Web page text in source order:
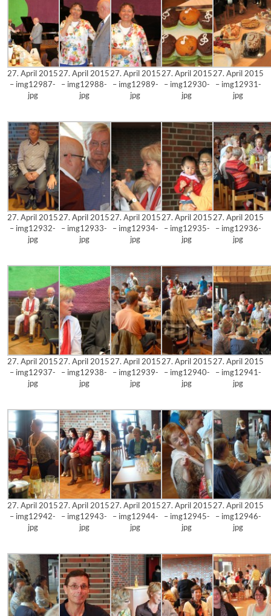
27. April 2015
– img12987-
jpg
27. April 2015
– img12988-
jpg
27. April 2015
– img12989-
jpg
27. April 2015
– img12930-
jpg
27. April 2015
– img12931-
jpg
27. April 2015
– img12932-
jpg
27. April 2015
– img12933-
jpg
27. April 2015
– img12934-
jpg
27. April 2015
– img12935-
jpg
27. April 2015
– img12936-
jpg
27. April 2015
– img12937-
jpg
27. April 2015
– img12938-
jpg
27. April 2015
– img12939-
jpg
27. April 2015
– img12940-
jpg
27. April 2015
– img12941-
jpg
27. April 2015
– img12942-
jpg
27. April 2015
– img12943-
jpg
27. April 2015
– img12944-
jpg
27. April 2015
– img12945-
jpg
27. April 2015
– img12946-
jpg